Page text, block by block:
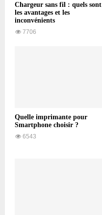
Chargeur sans fil : quels sont
les avantages et les
inconvénients
7706
Quelle imprimante pour
Smartphone choisir ?
6543